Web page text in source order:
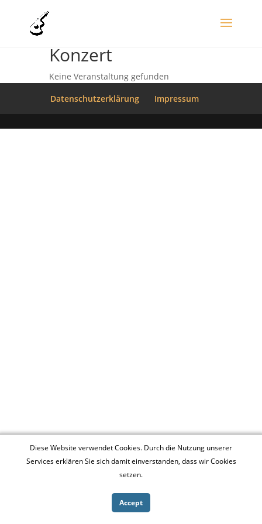
Konzert
Keine Veranstaltung gefunden
Datenschutzerklärung
Impressum
Diese Website verwendet Cookies. Durch die Nutzung unserer
Services erklären Sie sich damit einverstanden, dass wir Cookies
setzen.
Accept